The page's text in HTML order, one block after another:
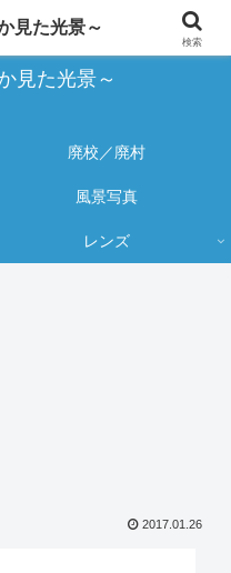
メラ物欲のブログ
見た光景～
廃校／廃村
風景写真
レンズ
2017.01.26
見た光景～
検索